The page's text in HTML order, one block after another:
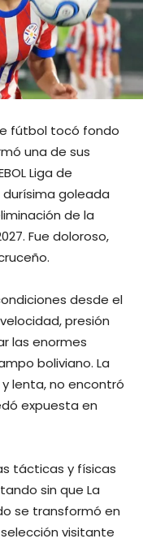
fútbol tocó fondo
una de sus
Liga de
durísima goleada
de la
Fue doloroso,
desde el
presión
las enormes
boliviano. La
lenta, no encontró
expuesta en
tácticas y físicas
sin que La
se transformó en
visitante